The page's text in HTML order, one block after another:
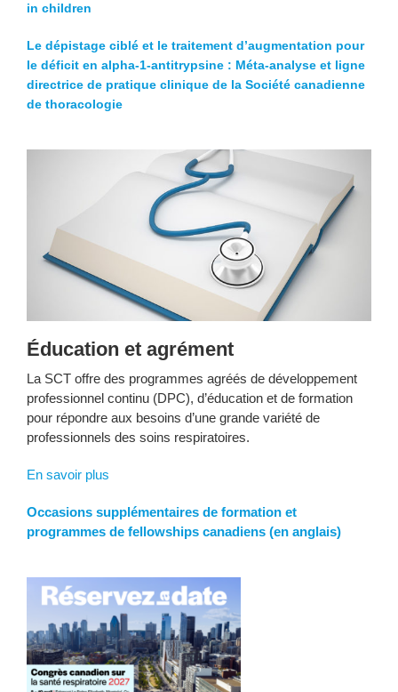
in children
Le dépistage ciblé et le traitement d’augmentation pour
le déficit en alpha-1-antitrypsine : Méta-analyse et ligne
directrice de pratique clinique de la Société canadienne
de thoracologie
Éducation et agrément
La SCT offre des programmes agréés de développement
professionnel continu (DPC), d’éducation et de formation
pour répondre aux besoins d’une grande variété de
professionnels des soins respiratoires.
En savoir plus
Occasions supplémentaires de formation et
programmes de fellowships canadiens (en anglais)